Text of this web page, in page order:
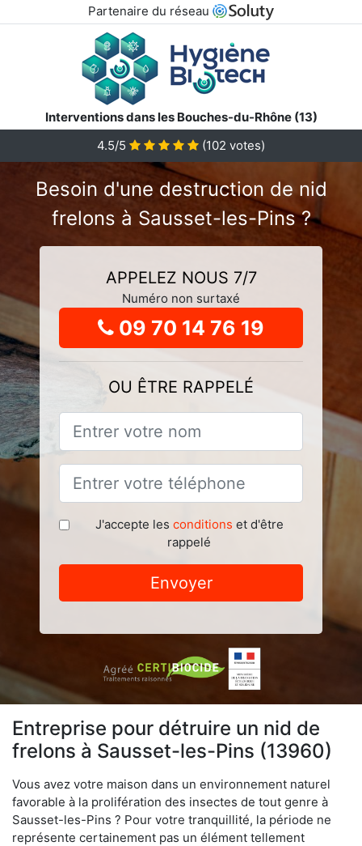
Partenaire du réseau
Interventions dans les Bouches-du-Rhône (13)
4.5/5 (102 votes)
Besoin d'une destruction de nid
frelons à Sausset-les-Pins ?
APPELEZ NOUS 7/7
Numéro non surtaxé
09 70 14 76 19
OU ÊTRE RAPPELÉ
J'accepte les conditions et d'être
rappelé
Envoyer
Entreprise pour détruire un nid de
frelons à Sausset-les-Pins (13960)
Vous avez votre maison dans un environnement naturel
favorable à la prolifération des insectes de tout genre à
Sausset-les-Pins ? Pour votre tranquillité, la période ne
représente certainement pas un élément tellement